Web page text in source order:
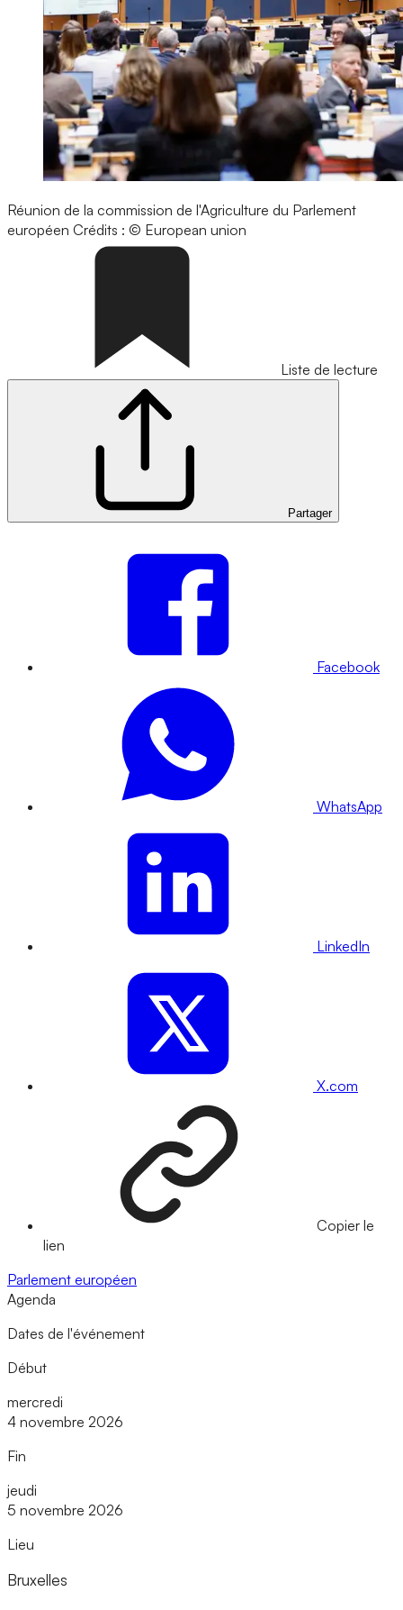
Réunion de la commission de l'Agriculture du Parlement
européen Crédits : © European union
Liste de lecture
Partager
Facebook
WhatsApp
LinkedIn
X.com
Copier le
lien
Parlement européen
Agenda
Dates de l'événement
Début
mercredi
4 novembre 2026
Fin
jeudi
5 novembre 2026
Lieu
Bruxelles